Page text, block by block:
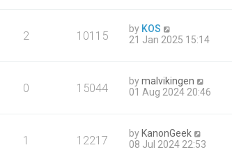
2 10115 by KOS
21 Jan 2025 15:14
0 15044 bymalvikingen
01 Aug 2024 20:46
1 12217 by KanonGeek
08 Jul 2024 22:53